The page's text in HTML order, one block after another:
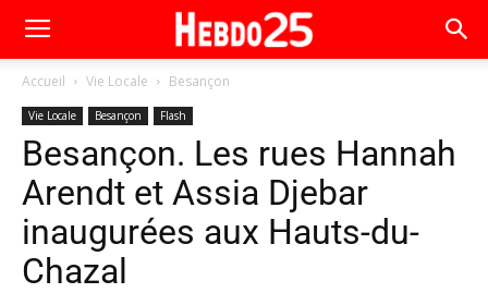
Accueil Vie Locale Besançon
Vie Locale Besançon Flash
Besançon. Les rues Hannah
Arendt et Assia Djebar
inaugurées aux Hauts-du-
Chazal